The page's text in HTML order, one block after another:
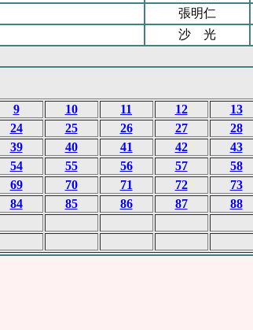
張明仁
沙 光
9 10 11 12 13
24 25 26 27 28
39 40 41 42 43
54 55 56 57 58
69 70 71 72 73
84 85 86 87 88